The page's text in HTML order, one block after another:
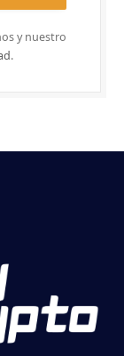
y nuestro
.